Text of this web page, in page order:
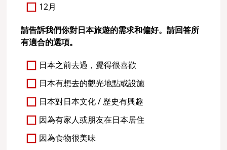
12月
請告訴我們你對日本旅遊的需求和偏好。請回答所
有適合的選項。
日本之前去過，覺得很喜歡
日本有想去的觀光地點或設施
日本對日本文化 / 歷史有興趣
因為有家人或朋友在日本居住
因為食物很美味